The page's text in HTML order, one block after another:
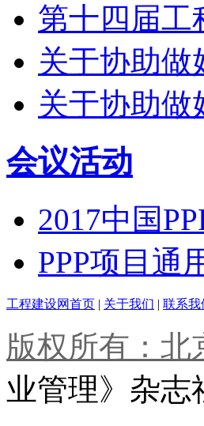
第十四届工
关于协助做
关于协助做
会议活动
2017中国
PPP项目通
工程建设网首页 | 关于我们 | 联系我
版权所有：北
业管理》杂志